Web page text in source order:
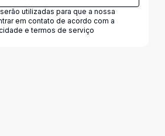
utilizadas para que a nossa
em contato de acordo com a
e termos de serviço